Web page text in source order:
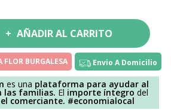
AÑADIR AL CARRITO
BURGALESA Envio A Domicilio
es una plataforma para ayudar al
las familias. El importe íntegro del
comerciante. #economialocal